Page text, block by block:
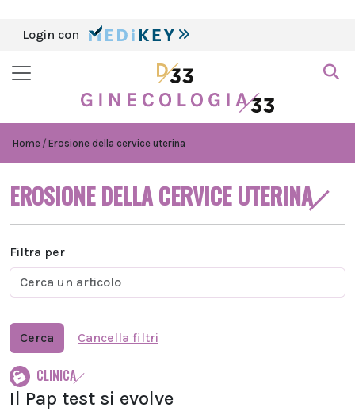
Login con
Home Erosione della cervice uterina
EROSIONE DELLA CERVICE UTERINA
Filtra per
Cerca Cancella filtri
CLINICA
Il Pap test si evolve